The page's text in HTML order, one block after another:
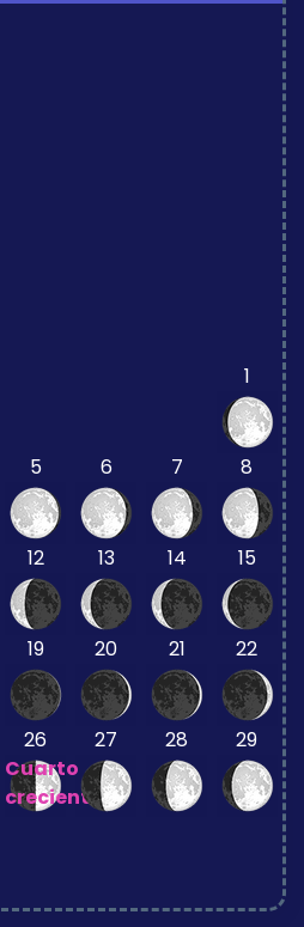
1
5 6 7 8
12 13 14 15
19 20 21 22
26
Cuarto
creciente
27 28 29